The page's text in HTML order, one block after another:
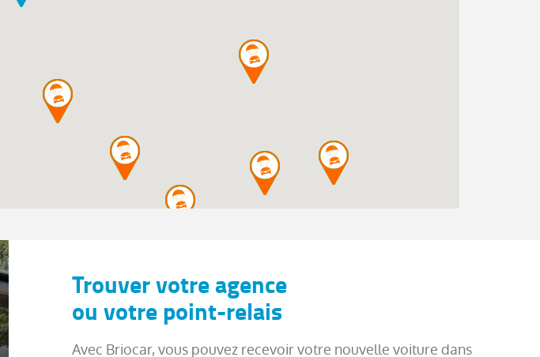
Trouver votre agence
ou votre point-relais
Avec Briocar, vous pouvez recevoir votre nouvelle voiture dans